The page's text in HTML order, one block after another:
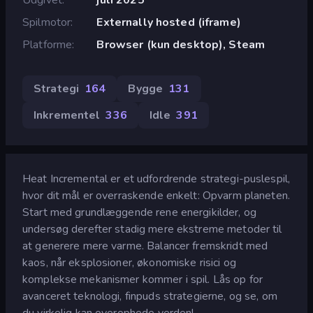
Spilmotor
Externally hosted (iframe)
Platforme
Browser (kun desktop), Steam
Strategi 164 Bygge 131
Inkrementel 336 Idle 391
Heat Incremental er et udfordrende strategi-puslespil,
hvor dit mål er overraskende enkelt: Opvarm planeten.
Start med grundlæggende rene energikilder, og
undersøg derefter stadig mere ekstreme metoder til
at generere mere varme. Balancer fremskridt med
kaos, når eksplosioner, økonomiske risici og
komplekse mekanismer kommer i spil. Lås op for
avanceret teknologi, finpuds strategierne, og se, om